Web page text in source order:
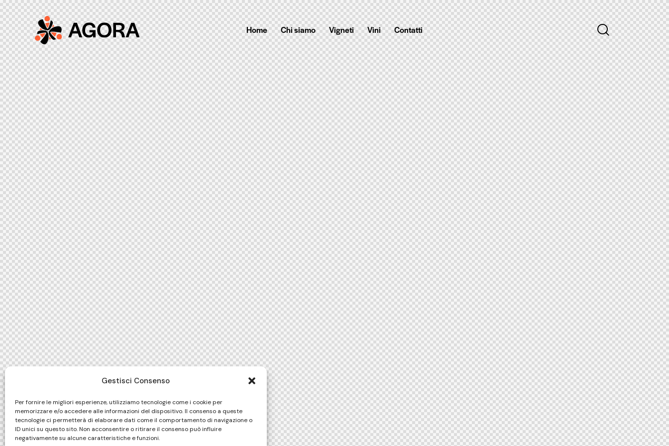
Gestisci Consenso
Per fornire le migliori esperienze, utilizziamo tecnologie come i cookie per
memorizzare e/o accedere alle informazioni del dispositivo. Il consenso a queste
tecnologie ci permetterà di elaborare dati come il comportamento di navigazione o
ID unici su questo sito. Non acconsentire o ritirare il consenso può influire
negativamente su alcune caratteristiche e funzioni.
Home Chi siamo Vigneti Vini Contatti